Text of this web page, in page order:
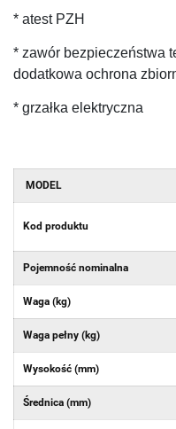
* atest PZH
* zawór bezpieczeństwa
dodatkowa ochrona
* grzałka elektryczna
MODEL
Kod produktu
Pojemność nominalna
Waga (kg)
Waga pełny (kg)
Wysokość (mm)
Średnica (mm)